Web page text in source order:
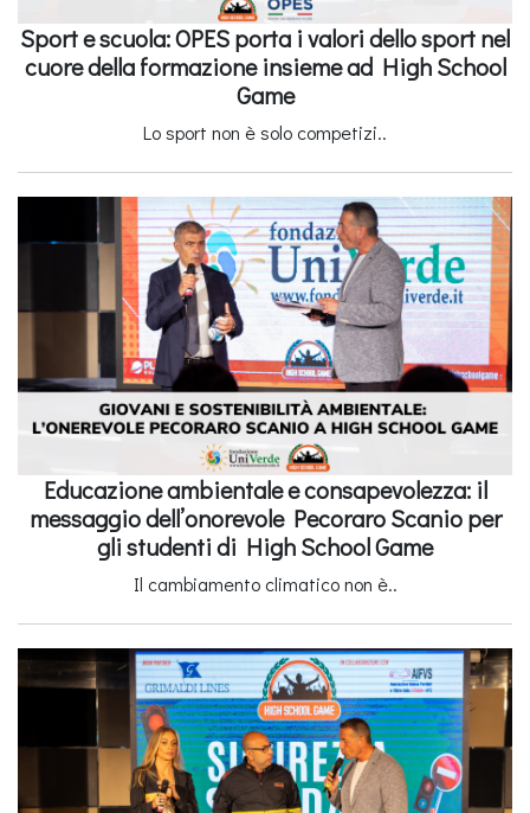
Sport e scuola: OPES porta i valori dello sport nel
cuore della formazione insieme ad High School
Game
Lo sport non è solo competizi..
Educazione ambientale e consapevolezza: il
messaggio dell’onorevole Pecoraro Scanio per
gli studenti di High School Game
Il cambiamento climatico non è..